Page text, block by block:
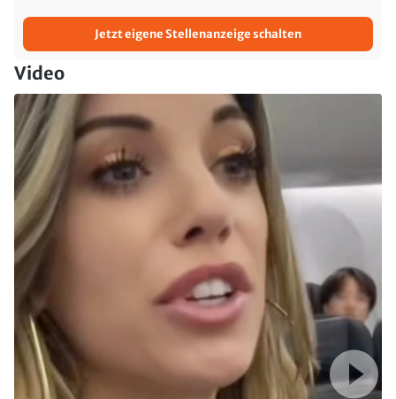
Jetzt eigene Stellenanzeige schalten
Video